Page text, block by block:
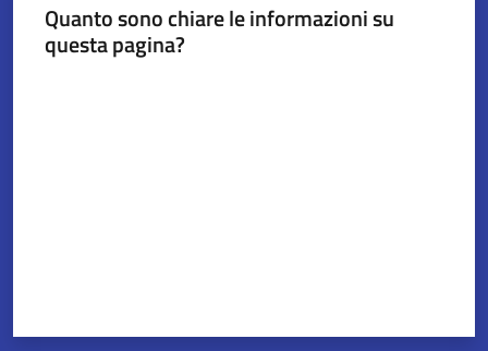
Quanto sono chiare le informazioni su
questa pagina?